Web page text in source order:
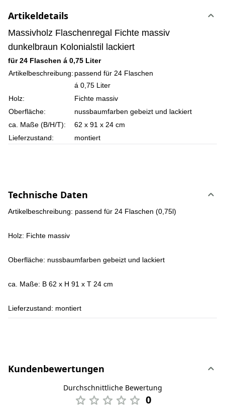
Artikeldetails
Massivholz Flaschenregal Fichte massiv
dunkelbraun Kolonialstil lackiert
für 24 Flaschen á 0,75 Liter
Artikelbeschreibung: passend für 24 Flaschen
á 0,75 Liter
Holz:
Fichte massiv
Oberfläche:
nussbaumfarben gebeizt und lackiert
ca. Maße (B/H/T):
62 x 91 x 24 cm
Lieferzustand:
montiert
Technische Daten
Artikelbeschreibung: passend für 24 Flaschen (0,75l)
Holz: Fichte massiv
Oberfläche: nussbaumfarben gebeizt und lackiert
ca. Maße: B 62 x H 91 x T 24 cm
Lieferzustand: montiert
Kundenbewertungen
Durchschnittliche Bewertung
0